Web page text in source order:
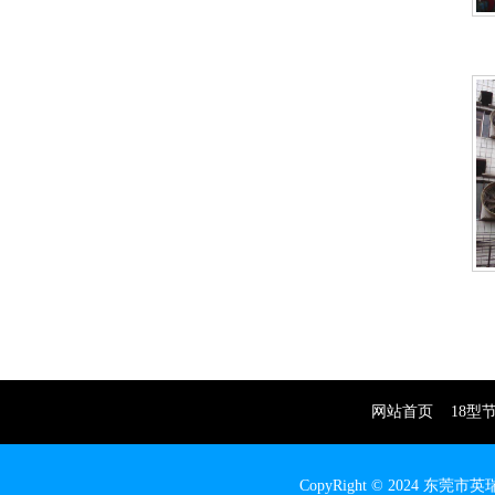
网站首页 18型
CopyRight © 2024 东莞市英